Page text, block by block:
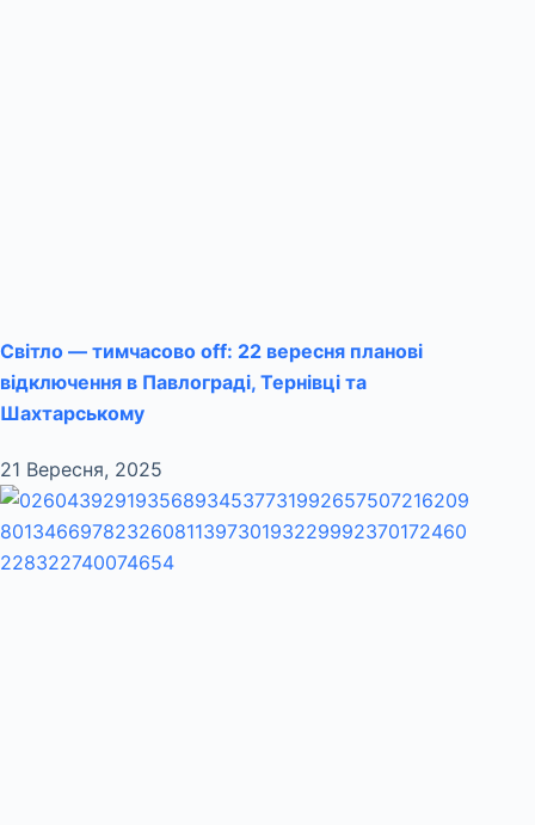
Світло — тимчасово off: 22 вересня планові
відключення в Павлограді, Тернівці та
Шахтарському
21 Вересня, 2025